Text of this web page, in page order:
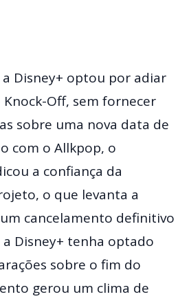
Disney+ optou por adiar
Off, sem fornecer
sobre uma nova data de
com o Allkpop, o
a confiança da
o que levanta a
cancelamento definitivo
Disney+ tenha optado
sobre o fim do
gerou um clima de